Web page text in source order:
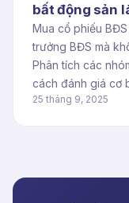
bất động sản
Mua cổ phiếu
trưởng BĐS mà
Phân tích các
cách đánh giá cơ
25 tháng 9, 2025